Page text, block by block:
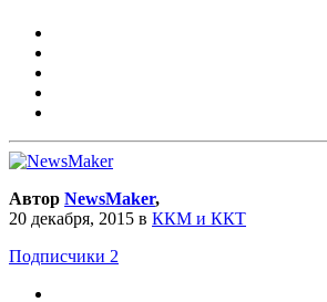
Автор NewsMaker,
20 декабря, 2015 в ККМ и ККТ
Подписчики 2